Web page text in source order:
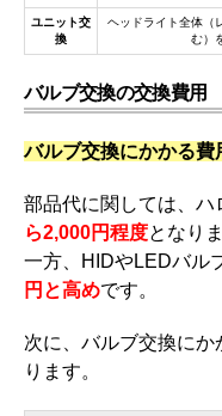
ユニット交
換
ヘッドライト全体（
む）
バルブ交換の交換費用
バルブ交換にかかる費
部品代に関しては、
ら2,000円程度となり
一方、HIDやLEDバル
円と高めです。
次に、バルブ交換に
ります。